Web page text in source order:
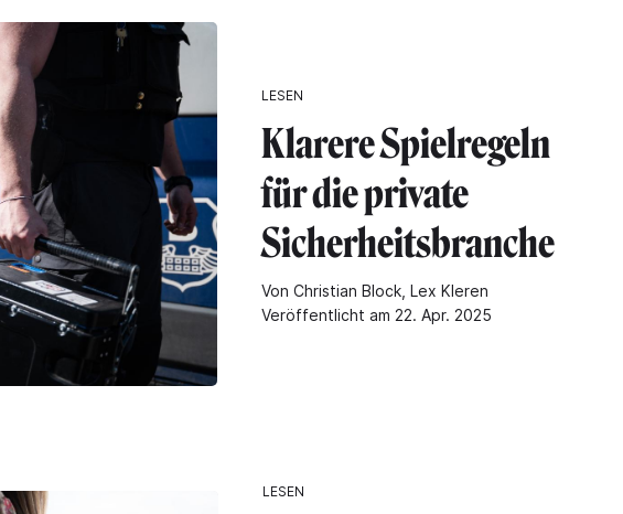
LESEN
Klarere Spielregeln
für die private
Sicherheitsbranche
Von Christian Block, Lex Kleren
Veröffentlicht am 22. Apr. 2025
LESEN